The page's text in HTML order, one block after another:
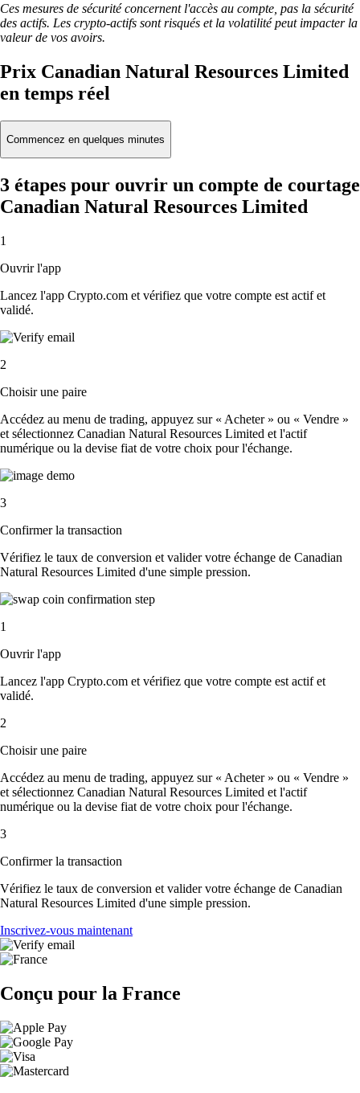
Ces mesures de sécurité concernent l'accès au compte, pas la sécurité
des actifs. Les crypto-actifs sont risqués et la volatilité peut impacter la
valeur de vos avoirs.
Prix Canadian Natural Resources Limited
en temps réel
Commencez en quelques minutes
3 étapes pour ouvrir un compte de courtage
Canadian Natural Resources Limited
1
Ouvrir l'app
Lancez l'app Crypto.com et vérifiez que votre compte est actif et
validé.
2
Choisir une paire
Accédez au menu de trading, appuyez sur « Acheter » ou « Vendre »
et sélectionnez Canadian Natural Resources Limited et l'actif
numérique ou la devise fiat de votre choix pour l'échange.
3
Confirmer la transaction
Vérifiez le taux de conversion et valider votre échange de Canadian
Natural Resources Limited d'une simple pression.
1
Ouvrir l'app
Lancez l'app Crypto.com et vérifiez que votre compte est actif et
validé.
2
Choisir une paire
Accédez au menu de trading, appuyez sur « Acheter » ou « Vendre »
et sélectionnez Canadian Natural Resources Limited et l'actif
numérique ou la devise fiat de votre choix pour l'échange.
3
Confirmer la transaction
Vérifiez le taux de conversion et valider votre échange de Canadian
Natural Resources Limited d'une simple pression.
Inscrivez-vous maintenant
Conçu pour la France